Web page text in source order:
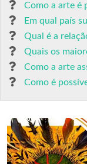
Como a arte é
Em qual país
Qual é a
Quais os
Como a arte
Como é